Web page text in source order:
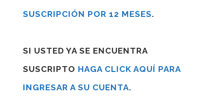
SUSCRIPCIÓN POR 12 MESES.
SI USTED YA SE ENCUENTRA
SUSCRIPTO HAGA CLICK AQUÍ PARA
INGRESAR A SU CUENTA.